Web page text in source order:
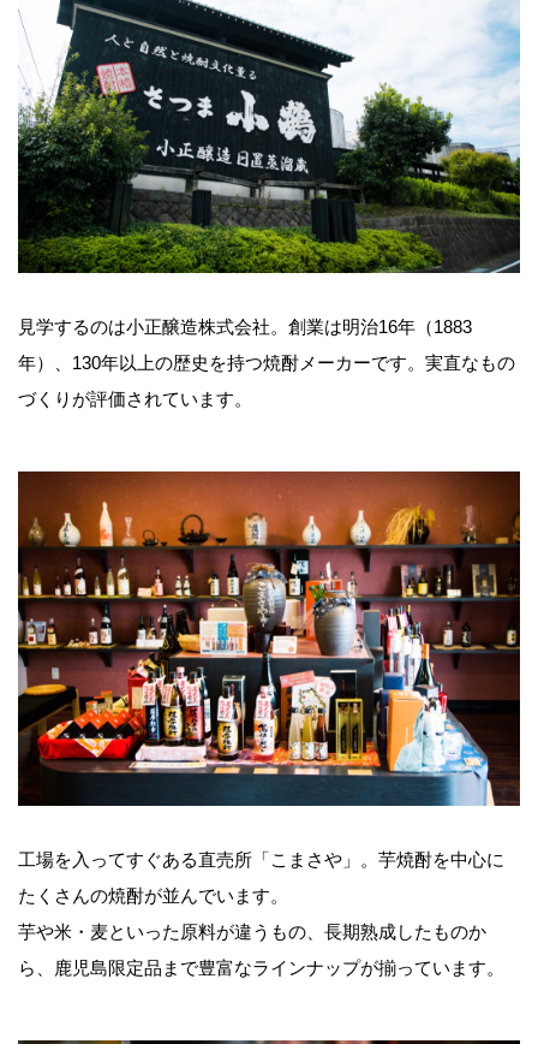
見学するのは小正醸造株式会社。創業は明治16年（1883
年）、130年以上の歴史を持つ焼酎メーカーです。実直なもの
づくりが評価されています。
工場を入ってすぐある直売所「こまさや」。芋焼酎を中心に
たくさんの焼酎が並んでいます。
芋や米・麦といった原料が違うもの、長期熟成したものか
ら、鹿児島限定品まで豊富なラインナップが揃っています。